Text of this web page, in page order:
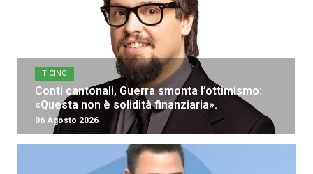
TICINO
Conti cantonali, Guerra smonta l’ottimismo:
«Questa non è solidità finanziaria».
06 Agosto 2026